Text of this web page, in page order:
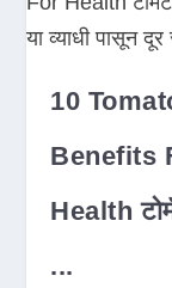
10
Benefits
Health
...